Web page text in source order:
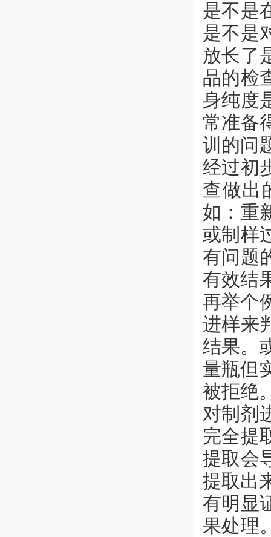
是不是
是不是
放长了
品的检
身纯度
常准备
训的问
经过初
查做出
如：重
或制样
有问题
有效结
再举个
进样来
结果。
量瓶但
被拒绝
对制剂
完全提
提取会
提取出
有明显
果处理